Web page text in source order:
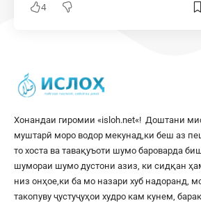
4
Хонандаи гиромии «isloh.net«! Доштани
муштарӣ моро водор мекунад,ки беш аз
то хоста ва тавақуъоти шумо бароварда
шумораи шумо дустони азиз, ки сидқан
низ онҳое,ки ба мо назари хуб надоранд,
такопуву ҷустуҷуҳои худро кам кунем,